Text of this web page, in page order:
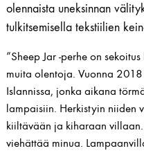
olennaista uneksinnan
tulkitsemisella tekstiilien
”Sheep Jar -perhe on
muita olentoja. Vuonna 2018
Islannissa, jonka aikana
lampaisiin. Herkistyin niiden
kiiltävään ja kiharaan
viehättää minua.